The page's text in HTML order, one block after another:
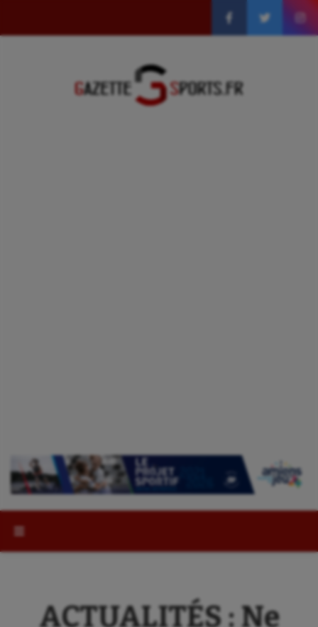
ACTUALITÉS : Ne